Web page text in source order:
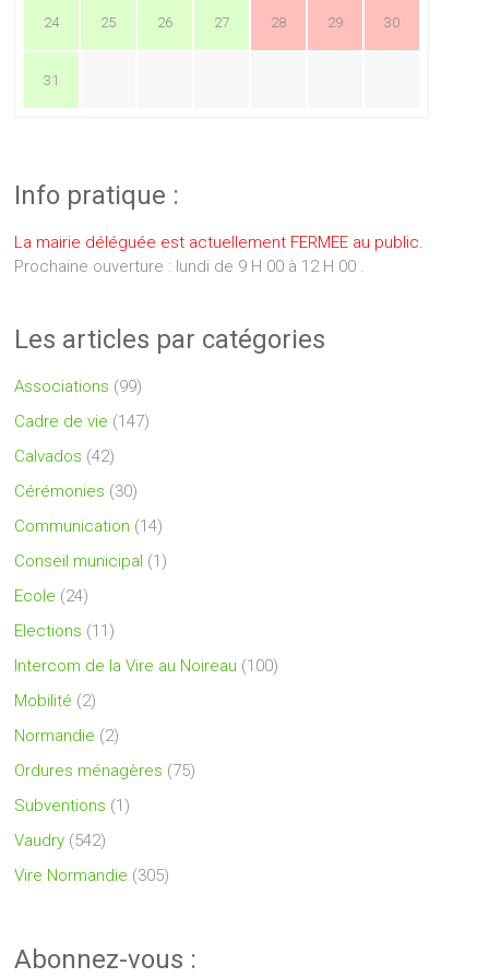
24 25 26 27 28 29 30
31
Info pratique :
La mairie déléguée est actuellement FERMEE au public.
Prochaine ouverture : lundi de 9 H 00 à 12 H 00 .
Les articles par catégories
Associations (99)
Cadre de vie (147)
Calvados (42)
Cérémonies (30)
Communication (14)
Conseil municipal (1)
Ecole (24)
Elections (11)
Intercom de la Vire au Noireau (100)
Mobilité (2)
Normandie (2)
Ordures ménagères (75)
Subventions (1)
Vaudry (542)
Vire Normandie (305)
Abonnez-vous :